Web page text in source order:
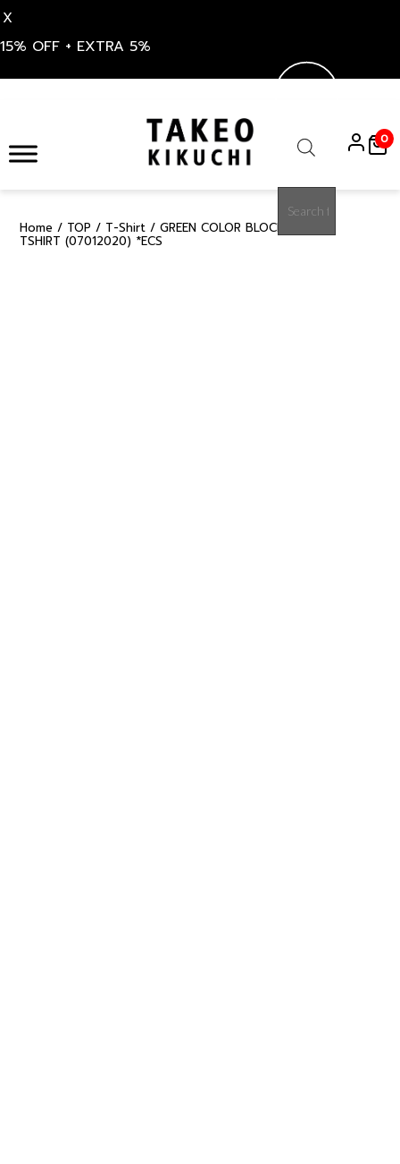
X
15% OFF + EXTRA 5%
content
search
0
Home / TOP / T-Shirt / GREEN COLOR BLOCKING KNIT
TSHIRT (07012020) *ECS